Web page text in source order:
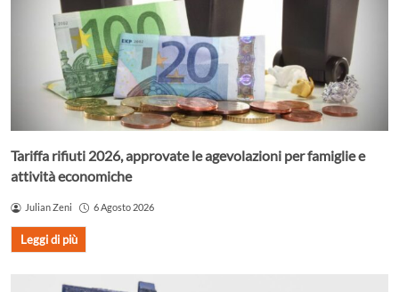
Tariffa rifiuti 2026, approvate le agevolazioni per famiglie e
attività economiche
Julian Zeni 6 Agosto 2026
Leggi di più